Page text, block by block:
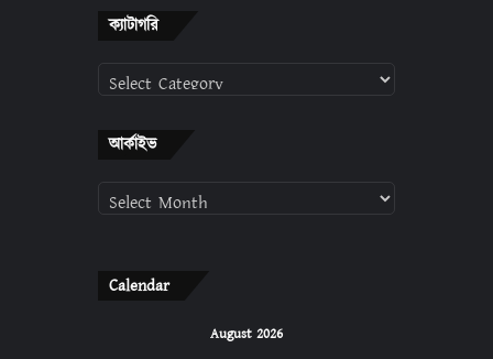
ক্যাটাগরি
ক্যাটাগরি
আর্কাইভ
Calendar
August 2026